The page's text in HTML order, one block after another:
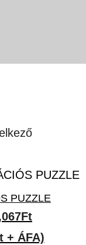
PUZZLE
Ft
241Ft
+ ÁFA)